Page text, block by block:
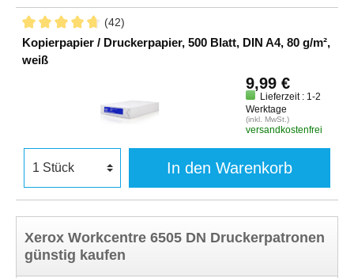
(42)
Kopierpapier / Druckerpapier, 500 Blatt, DIN A4, 80 g/m²,
weiß
9,99 €
Lieferzeit : 1-2
Werktage
(inkl. MwSt.)
versandkostenfrei
In den Warenkorb
Xerox Workcentre 6505 DN Druckerpatronen
günstig kaufen